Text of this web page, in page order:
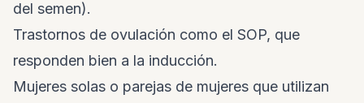
del semen).
Trastornos de ovulación como el SOP, que
responden bien a la inducción.
Mujeres solas o parejas de mujeres que utilizan